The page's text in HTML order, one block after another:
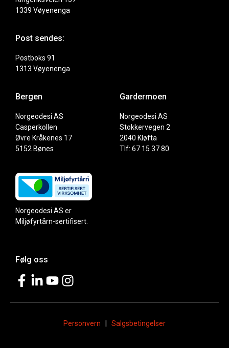
1339 Vøyenenga
Post sendes:
Postboks 91
1313 Vøyenenga
Bergen
Norgeodesi AS
Casperkollen
Øvre Kråkenes 17
5152 Bønes
Gardermoen
Norgeodesi AS
Stokkervegen 2
2040 Kløfta
Tlf: 67 15 37 80
Norgeodesi AS er
Miljøfyrtårn-sertifisert.
Følg oss
Personvern Salgsbetingelser